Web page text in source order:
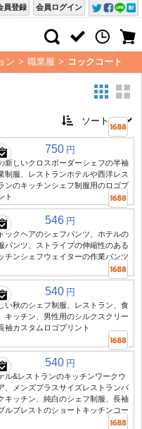
会員ログイン
員登録
ン > 職業服 > コックコート
750 円
新しいクロスボーダーシェフの半袖
制服、レストランホテルや西洋レス
ンのキッチンシェフ制服用のロゴプ
ト
546 円
ックヘアのシェフパンツ、ホテルの
パンツ、ストライプの伸縮性のある
チンシェフウェイターの作業パンツ
540 円
い秋のシェフ制服、レストラン、食
キッチン、男性用のシルクスクリー
袖カスタムロゴプリント
540 円
ル&レストランのキッチンワークウ
、メンズプラスサイズレストランバ
キッチン、純白のシェフ制服、長袖
ルブレストのショートキッチンコー